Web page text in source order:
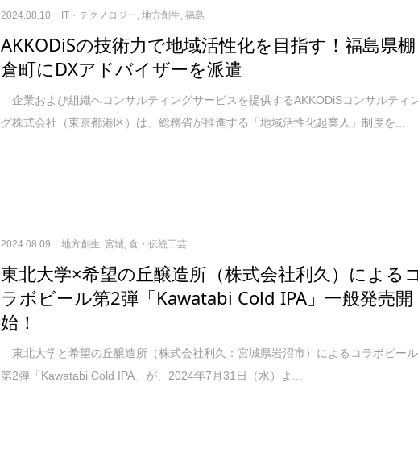
2024.08.10 IT・テクノロジー ,地方創生 ,福島
AKKODiSの技術力で地域活性化を目指す！福島県棚
倉町にDXアドバイザーを派遣
企業および組織へコンサルティングサービスを提供するAKKODiSコンサルティ
グ株式会社（東京都港区）は、総務省が推進する「地域活性化起業人」制度を...
2024.08.09 地方創生,宮城,食・伝統工芸
東北大学×希望の丘醸造所（株式会社利久）による
ラボビール第2弾「Kawatabi Cold IPA」一般発売開
始！
東北大学と希望の丘醸造所（株式会社利久：宮城県岩沼市）によるコラボビール
第2弾「Kawatabi Cold IPA」が、2024年7月31日（水）よ...